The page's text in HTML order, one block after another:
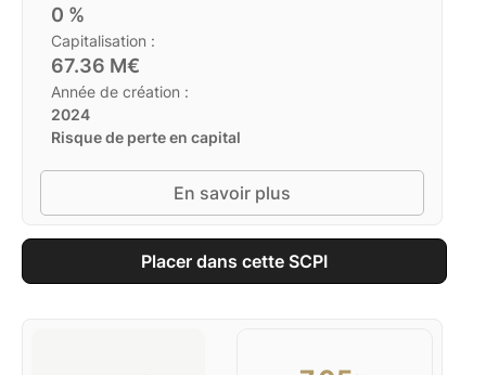
0 %
Capitalisation :
67.36 M€
Année de création :
2024
Risque de perte en capital
En savoir plus
Placer dans cette SCPI